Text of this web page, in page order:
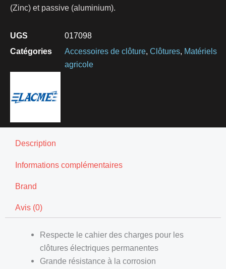
(Zinc) et passive (aluminium).
UGS
017098
Catégories
Accessoires de clôture, Clôtures, Matériels
agricole
Description
Informations complémentaires
Brand
Avis (0)
Respecte le cahier des charges pour les
clôtures électriques permanentes
Grande résistance à la corrosion